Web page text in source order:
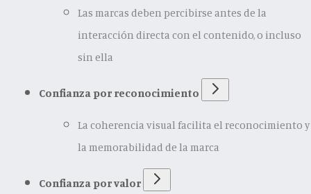
Las marcas deben percibirse antes de la
interacción directa con el contenido, o incluso
sin ella
Confianza por reconocimiento
La coherencia visual facilita el reconocimiento y
la memorabilidad de la marca
Confianza por valor